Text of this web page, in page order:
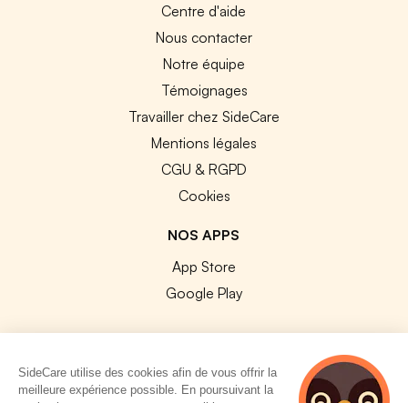
Centre d'aide
Nous contacter
Notre équipe
Témoignages
Travailler chez SideCare
Mentions légales
CGU & RGPD
Cookies
NOS APPS
App Store
Google Play
SideCare utilise des cookies afin de vous offrir la
meilleure expérience possible. En poursuivant la